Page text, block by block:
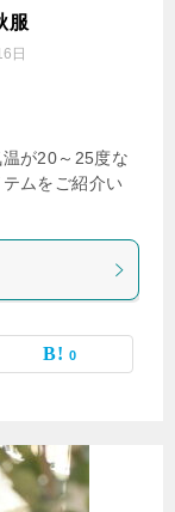
服
日
が20～25度な
ムをご紹介い
0